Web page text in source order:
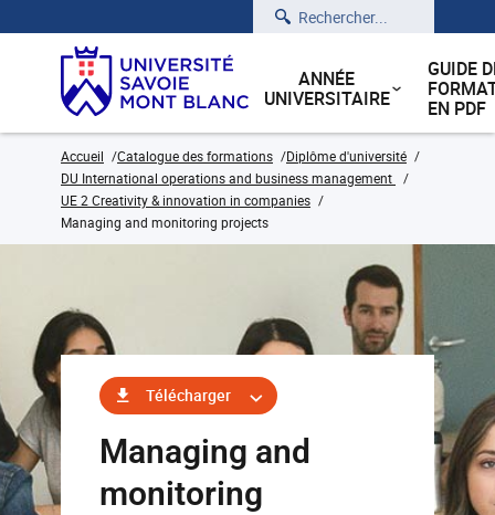
Rechercher
ANNÉE
UNIVERSITAIRE
GUIDE
EN PDF
Accueil Catalogue des formations
Diplôme d'université
DU International operations and business management
UE 2 Creativity & innovation in companies
Managing and monitoring projects
Télécharger
Managing and
monitoring